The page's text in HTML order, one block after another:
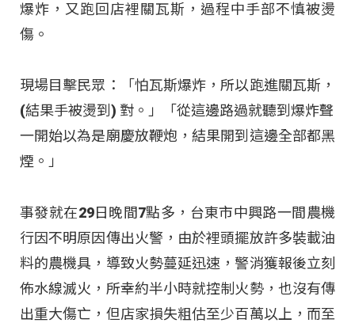
爆炸，又跑回店裡關瓦斯，過程中手部不慎被燙
傷。
現場目擊民眾：「怕瓦斯爆炸，所以跑進關瓦斯，
(結果手被燙到) 對。」「從這邊路過就聽到爆炸聲
一開始以為是廟慶放鞭炮，結果開到這邊全部都黑
煙。」
事發就在29日晚間7點多，台東市中興路一間農機
行因不明原因傳出火警，由於裡頭擺放許多裝載油
料的農機具，導致火勢蔓延迅速，警消獲報後立刻
佈水線滅火，所幸約半小時就控制火勢，也沒有傳
出重大傷亡，但店家損失粗估至少百萬以上，而至